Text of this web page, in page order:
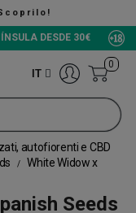
The Green Bucket
DESDE 30€
IT
0
autofiorenti e CBD
White Widow x
Seeds